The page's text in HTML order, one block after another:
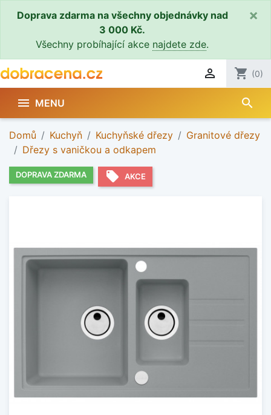
Doprava zdarma na všechny objednávky nad
3 000 Kč.
Všechny probíhající akce najdete zde.
×
 shopping_cart (0)
 MENU search
Domů Kuchyň Kuchyňské dřezy
Granitové dřezy
Dřezy s vaničkou a odkapem
DOPRAVA ZDARMA local_offer AKCE